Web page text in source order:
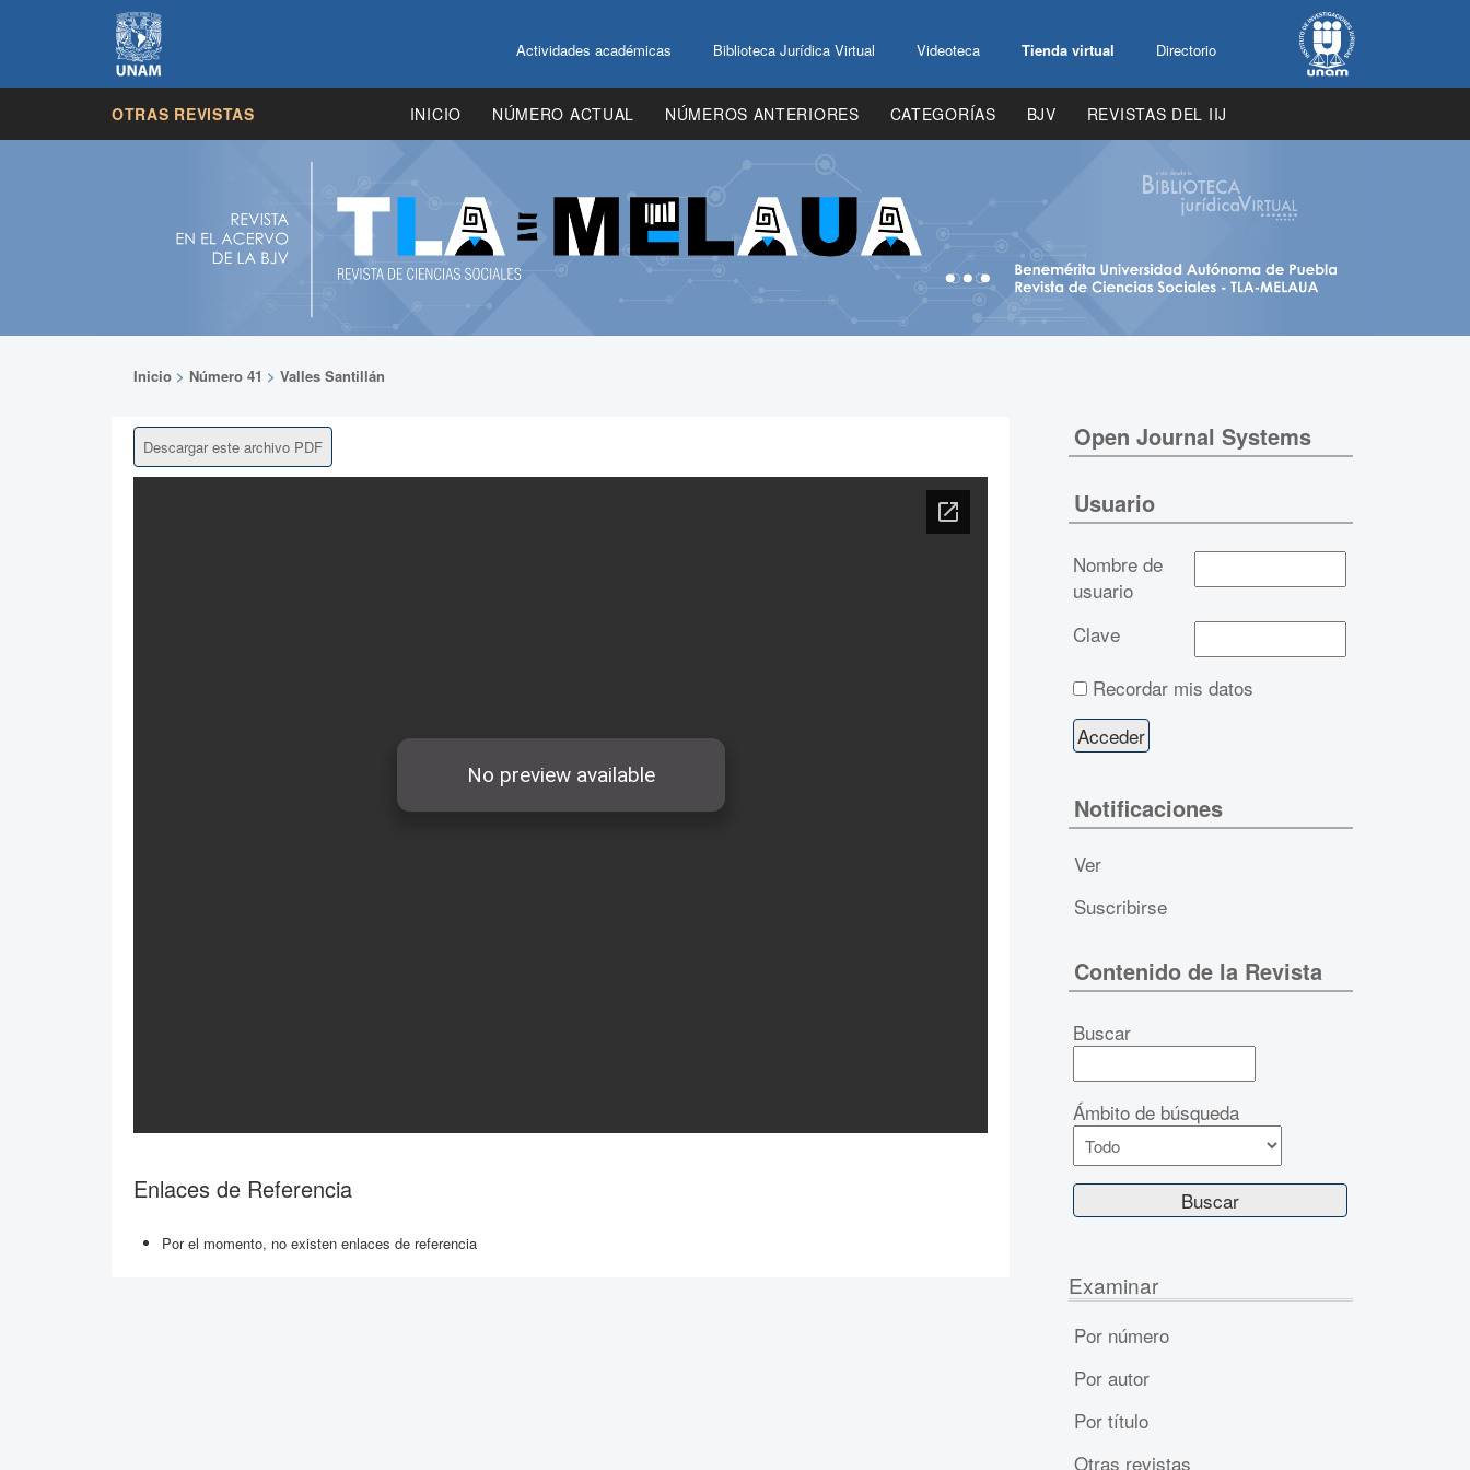
Actividades académicas Biblioteca Jurídica Virtual Videoteca Tienda virtual Directorio
OTRAS REVISTAS INICIO NÚMERO ACTUAL NÚMEROS ANTERIORES CATEGORÍAS BJV REVISTAS DEL IIJ
Inicio > Número 41 > Valles Santillán
Descargar este archivo PDF
Enlaces de Referencia
Por el momento, no existen enlaces de referencia
Open Journal Systems
Usuario
Nombre de
usuario
Clave
Recordar mis datos
Notificaciones
Ver
Suscribirse
Contenido de la Revista
Buscar
Ámbito de búsqueda
Examinar
Por número
Por autor
Por título
Otras revistas